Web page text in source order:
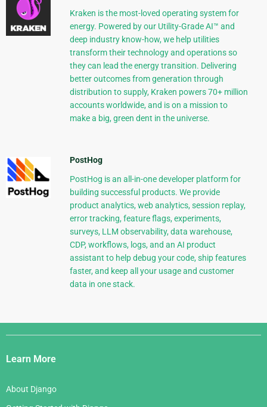
Kraken is the most-loved operating system for
energy. Powered by our Utility-Grade AI™ and
deep industry know-how, we help utilities
transform their technology and operations so
they can lead the energy transition. Delivering
better outcomes from generation through
distribution to supply, Kraken powers 70+ million
accounts worldwide, and is on a mission to
make a big, green dent in the universe.
PostHog
PostHog is an all-in-one developer platform for
building successful products. We provide
product analytics, web analytics, session replay,
error tracking, feature flags, experiments,
surveys, LLM observability, data warehouse,
CDP, workflows, logs, and an AI product
assistant to help debug your code, ship features
faster, and keep all your usage and customer
data in one stack.
Django
Links
Learn More
About Django